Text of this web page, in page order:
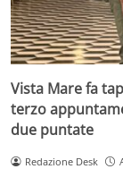
Vista Mare fa
terzo
due puntate
Redazione Desk